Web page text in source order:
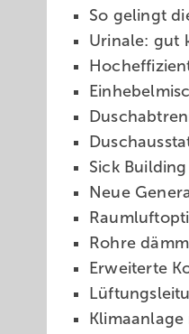
So gelingt
Urinale: gut
Sick
Neue
Rohre
Erweiterte
Klimaanla